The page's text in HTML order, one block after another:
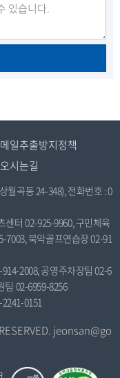
일추출방지정책
오시는길
월곡동 24-348), 전화번호 : 0
터 02-925-9960, 구민체육
7003, 북악골프연습장 02-91
2008, 공영주차장팀 02-6
팀 02-6959-8256
0151
jeonsan@go